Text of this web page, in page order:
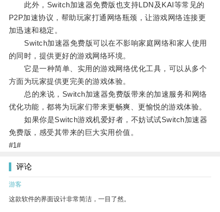
此外，Switch加速器免费版也支持LDN及KAI等常见的
P2P加速协议，帮助玩家打通网络瓶颈，让游戏网络连接更
加迅速和稳定。
Switch加速器免费版可以在不影响家庭网络和家人使用
的同时，提供更好的游戏网络环境。
它是一种简单、实用的游戏网络优化工具，可以从多个
方面为玩家提供更完美的游戏体验。
总的来说，Switch加速器免费版带来的加速服务和网络
优化功能，都将为玩家们带来更畅爽、更愉悦的游戏体验。
如果你是Switch游戏机爱好者，不妨试试Switch加速器
免费版，感受其带来的巨大实用价值。
#1#
评论
游客
这款软件的界面设计非常简洁，一目了然。